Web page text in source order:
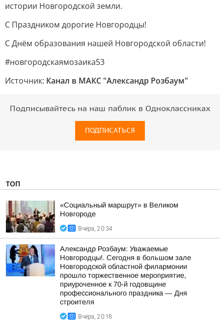
истории Новгородской земли.
С Праздником дорогие Новгородцы!
С Днём образования нашей Новгородской области!
#новгородскаямозаика53
Источник: Канал в МАКС "Александр Розбаум"
Подписывайтесь на наш паблик в Одноклассниках
ПОДПИСАТЬСЯ
ТОП
«Социальный маршрут» в Великом
Новгороде
Вчера, 20:34
Александр Розбаум: Уважаемые
Новгородцы!. Сегодня в большом зале
Новгородской областной филармонии
прошло торжественное мероприятие,
приуроченное к 70-й годовщине
профессионального праздника — Дня
строителя
Вчера, 20:18